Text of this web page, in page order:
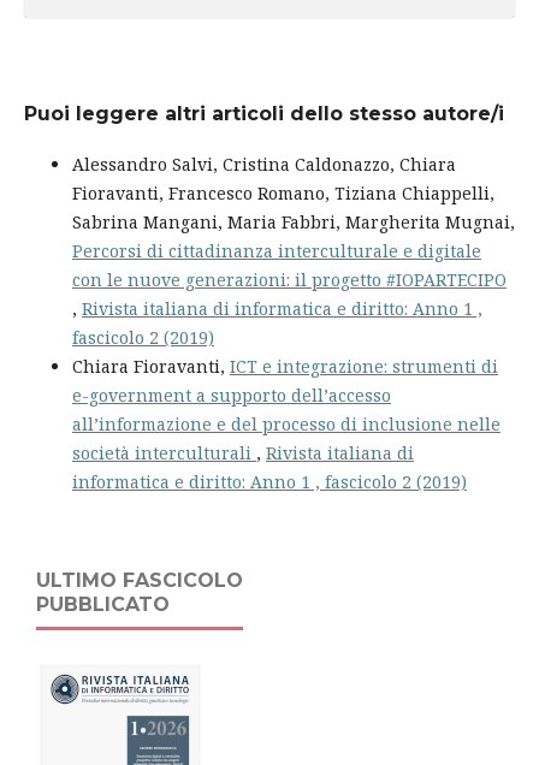
Puoi leggere altri articoli dello stesso autore/i
Alessandro Salvi, Cristina Caldonazzo, Chiara
Fioravanti, Francesco Romano, Tiziana Chiappelli,
Sabrina Mangani, Maria Fabbri, Margherita Mugnai,
Percorsi di cittadinanza interculturale e digitale
con le nuove generazioni: il progetto #IOPARTECIPO
, Rivista italiana di informatica e diritto: Anno 1 ,
fascicolo 2 (2019)
Chiara Fioravanti, ICT e integrazione: strumenti di
e-government a supporto dell’accesso
all’informazione e del processo di inclusione nelle
società interculturali , Rivista italiana di
informatica e diritto: Anno 1 , fascicolo 2 (2019)
ULTIMO FASCICOLO
PUBBLICATO